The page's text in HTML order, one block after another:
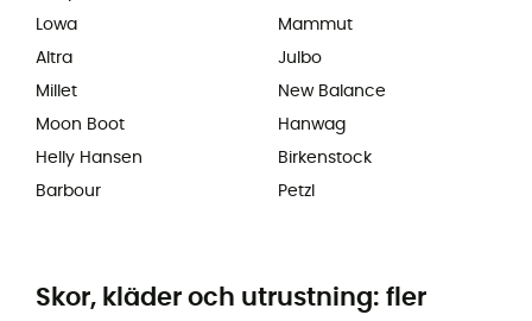
Lowa
Altra
Millet
Moon Boot
Helly Hansen
Barbour
Mammut
Julbo
New Balance
Hanwag
Birkenstock
Petzl
Skor, kläder och utrustning: fler